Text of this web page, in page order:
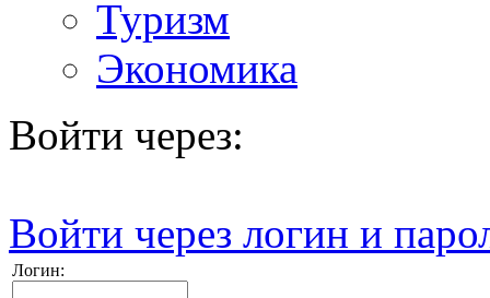
Туризм
Экономика
Войти через:
Войти через логин и
Логин: